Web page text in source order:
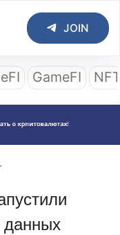
JOIN
GameFI
данных